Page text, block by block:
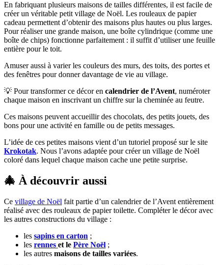
En fabriquant plusieurs maisons de tailles différentes, il est facile de
créer un véritable petit village de Noël. Les rouleaux de papier
cadeau permettent d’obtenir des maisons plus hautes ou plus larges.
Pour réaliser une grande maison, une boîte cylindrique (comme une
boîte de chips) fonctionne parfaitement : il suffit d’utiliser une feuille
entière pour le toit.
Amuser aussi à varier les couleurs des murs, des toits, des portes et
des fenêtres pour donner davantage de vie au village.
💡 Pour transformer ce décor en calendrier de l’Avent, numéroter
chaque maison en inscrivant un chiffre sur la cheminée au feutre.
Ces maisons peuvent accueillir des chocolats, des petits jouets, des
bons pour une activité en famille ou de petits messages.
L’idée de ces petites maisons vient d’un tutoriel proposé sur le site
Krokotak. Nous l’avons adaptée pour créer un village de Noël
coloré dans lequel chaque maison cache une petite surprise.
🎄 À découvrir aussi
Ce village de Noël fait partie d’un calendrier de l’Avent entièrement
réalisé avec des rouleaux de papier toilette. Compléter le décor avec
les autres constructions du village :
les sapins en carton ;
les rennes et le Père Noël ;
les autres maisons de tailles variées.